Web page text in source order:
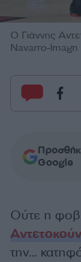
Ο Γιάννης
Navarro-Imagn
Google
Ούτε η
την…